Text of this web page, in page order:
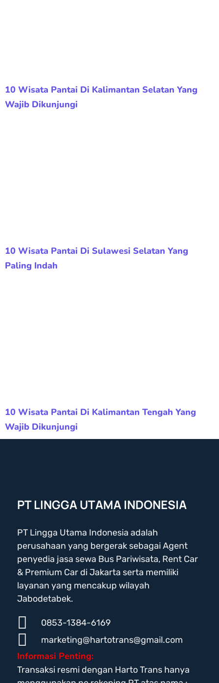
10 Wisata Pantai Di Kalimantan Selatan Yang
Wajib Dikunjungi
10 Wisata Pantai Di Sulawesi Selatan Yang
Paling Indah
10 Wisata Pantai Di Kalimantan Tengah Yang
Wajib Dikunjungi
PT LINGGA UTAMA INDONESIA
PT Lingga Utama Indonesia adalah
perusahaan yang bergerak sebagai Agent
penyedia jasa sewa Bus Pariwisata, Rent Car
& Premium Car di Jakarta serta memiliki
layanan yang mencakup wilayah
Jabodetabek.
0853-1384-6169
marketing@hartotrans@gmail.com
Informasi Penting:
Transaksi resmi dengan Harto Trans hanya